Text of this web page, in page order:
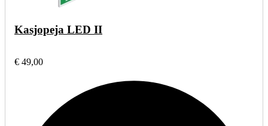
Kasjopeja LED II
€ 49,00